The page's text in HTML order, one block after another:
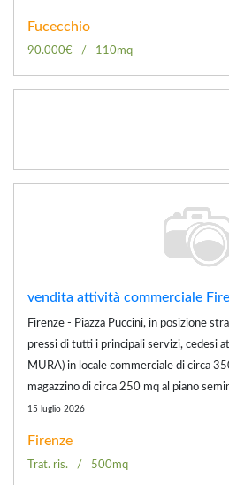
Fucecchio
90.000€ 110mq
vendita attività commerciale
Firenze - Piazza Puccini, in posizione
pressi di tutti i principali servizi, cedesi
MURA) in locale commerciale di circa
magazzino di circa 250 mq al piano
15 luglio 2026
Firenze
Trat. ris. 500mq